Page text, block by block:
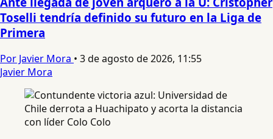
Toselli tendría definido su futuro en la Liga de
Primera
Por Javier Mora • 3 de agosto de 2026, 11:55
Javier Mora